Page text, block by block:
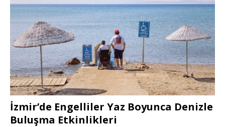
İzmir’de Engelliler Yaz Boyunca Denizle
Buluşma Etkinlikleri